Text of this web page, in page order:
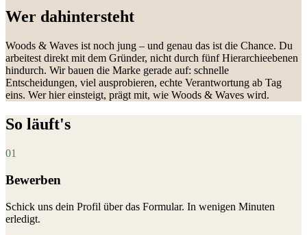
Wer dahintersteht
Woods & Waves ist noch jung – und genau das ist die Chance. Du
arbeitest direkt mit dem Gründer, nicht durch fünf Hierarchieebenen
hindurch. Wir bauen die Marke gerade auf: schnelle
Entscheidungen, viel ausprobieren, echte Verantwortung ab Tag
eins. Wer hier einsteigt, prägt mit, wie Woods & Waves wird.
So läuft's
01
Bewerben
Schick uns dein Profil über das Formular. In wenigen Minuten
erledigt.